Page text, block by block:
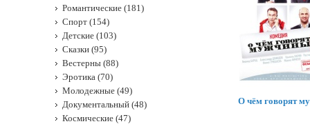
О чём говорят
Романтические (181)
Спорт (154)
Детские (103)
Сказки (95)
Вестерны (88)
Эротика (70)
Молодежные (49)
Документальный (48)
Космические (47)